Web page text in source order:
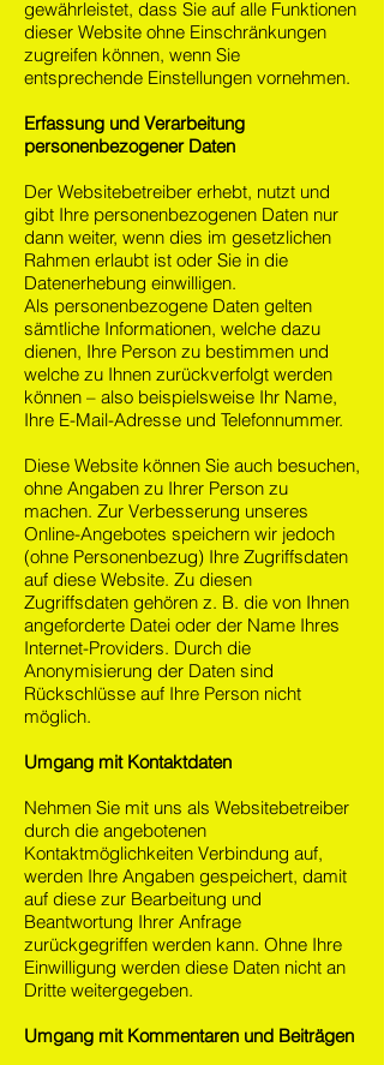
gewährleistet, dass Sie auf alle Funktionen
dieser Website ohne Einschränkungen
zugreifen können, wenn Sie
entsprechende Einstellungen vornehmen.
Erfassung und Verarbeitung
personenbezogener Daten
Der Websitebetreiber erhebt, nutzt und
gibt Ihre personenbezogenen Daten nur
dann weiter, wenn dies im gesetzlichen
Rahmen erlaubt ist oder Sie in die
Datenerhebung einwilligen.
Als personenbezogene Daten gelten
sämtliche Informationen, welche dazu
dienen, Ihre Person zu bestimmen und
welche zu Ihnen zurückverfolgt werden
können – also beispielsweise Ihr Name,
Ihre E-Mail-Adresse und Telefonnummer.
Diese Website können Sie auch besuchen,
ohne Angaben zu Ihrer Person zu
machen. Zur Verbesserung unseres
Online-Angebotes speichern wir jedoch
(ohne Personenbezug) Ihre Zugriffsdaten
auf diese Website. Zu diesen
Zugriffsdaten gehören z. B. die von Ihnen
angeforderte Datei oder der Name Ihres
Internet-Providers. Durch die
Anonymisierung der Daten sind
Rückschlüsse auf Ihre Person nicht
möglich.
Umgang mit Kontaktdaten
Nehmen Sie mit uns als Websitebetreiber
durch die angebotenen
Kontaktmöglichkeiten Verbindung auf,
werden Ihre Angaben gespeichert, damit
auf diese zur Bearbeitung und
Beantwortung Ihrer Anfrage
zurückgegriffen werden kann. Ohne Ihre
Einwilligung werden diese Daten nicht an
Dritte weitergegeben.
Umgang mit Kommentaren und Beiträgen